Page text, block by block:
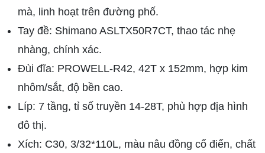
mà, linh hoạt trên đường phố.
Tay đề: Shimano ASLTX50R7CT, thao tác nhẹ
nhàng, chính xác.
Đùi đĩa: PROWELL-R42, 42T x 152mm, hợp kim
nhôm/sắt, độ bền cao.
Líp: 7 tầng, tỉ số truyền 14-28T, phù hợp địa hình
đô thị.
Xích: C30, 3/32*110L, màu nâu đồng cổ điển, chất